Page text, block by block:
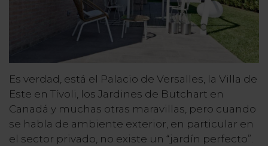
Es verdad, está el Palacio de Versalles, la Villa de
Este en Tívoli, los Jardines de Butchart en
Canadá y muchas otras maravillas, pero cuando
se habla de ambiente exterior, en particular en
el sector privado, no existe un “jardín perfecto”.